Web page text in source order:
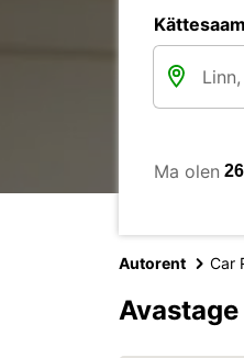
Ma olen
Autorent Car